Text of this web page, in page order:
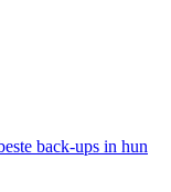
back-ups in hun